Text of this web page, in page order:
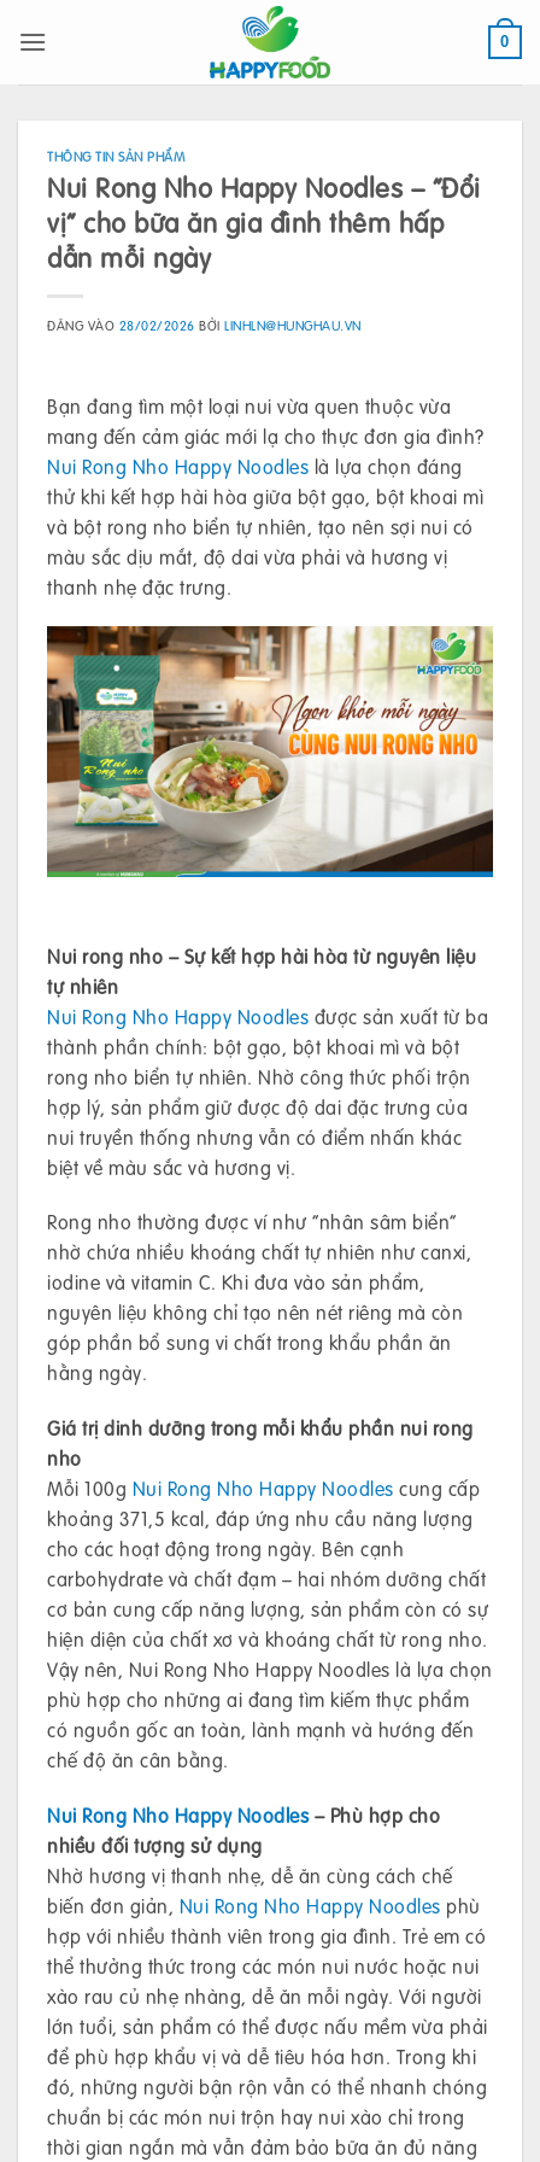
qua
0
THÔNG TIN SẢN PHẨM
Nui Rong Nho Happy Noodles – “Đổi
vị” cho bữa ăn gia đình thêm hấp
dẫn mỗi ngày
ĐĂNG VÀO 28/02/2026 BỞILINHLN@HUNGHAU.VN
Bạn đang tìm một loại nui vừa quen thuộc vừa
mang đến cảm giác mới lạ cho thực đơn gia đình?
Nui Rong Nho Happy Noodles là lựa chọn đáng
thử khi kết hợp hài hòa giữa bột gạo, bột khoai mì
và bột rong nho biển tự nhiên, tạo nên sợi nui có
màu sắc dịu mắt, độ dai vừa phải và hương vị
thanh nhẹ đặc trưng.
Nui rong nho – Sự kết hợp hài hòa từ nguyên liệu
tự nhiên
Nui Rong Nho Happy Noodles được sản xuất từ ba
thành phần chính: bột gạo, bột khoai mì và bột
rong nho biển tự nhiên. Nhờ công thức phối trộn
hợp lý, sản phẩm giữ được độ dai đặc trưng của
nui truyền thống nhưng vẫn có điểm nhấn khác
biệt về màu sắc và hương vị.
Rong nho thường được ví như “nhân sâm biển”
nhờ chứa nhiều khoáng chất tự nhiên như canxi,
iodine và vitamin C. Khi đưa vào sản phẩm,
nguyên liệu không chỉ tạo nên nét riêng mà còn
góp phần bổ sung vi chất trong khẩu phần ăn
hằng ngày.
Giá trị dinh dưỡng trong mỗi khẩu phần nui rong
nho
Mỗi 100g Nui Rong Nho Happy Noodles cung cấp
khoảng 371,5 kcal, đáp ứng nhu cầu năng lượng
cho các hoạt động trong ngày. Bên cạnh
carbohydrate và chất đạm – hai nhóm dưỡng chất
cơ bản cung cấp năng lượng, sản phẩm còn có sự
hiện diện của chất xơ và khoáng chất từ rong nho.
Vậy nên, Nui Rong Nho Happy Noodles là lựa chọn
phù hợp cho những ai đang tìm kiếm thực phẩm
có nguồn gốc an toàn, lành mạnh và hướng đến
chế độ ăn cân bằng.
Nui Rong Nho Happy Noodles– Phù hợp cho
nhiều đối tượng sử dụng
Nhờ hương vị thanh nhẹ, dễ ăn cùng cách chế
biến đơn giản, Nui Rong Nho Happy Noodles phù
hợp với nhiều thành viên trong gia đình. Trẻ em có
thể thưởng thức trong các món nui nước hoặc nui
xào rau củ nhẹ nhàng, dễ ăn mỗi ngày. Với người
lớn tuổi, sản phẩm có thể được nấu mềm vừa phải
để phù hợp khẩu vị và dễ tiêu hóa hơn. Trong khi
đó, những người bận rộn vẫn có thể nhanh chóng
chuẩn bị các món nui trộn hay nui xào chỉ trong
thời gian ngắn mà vẫn đảm bảo bữa ăn đủ năng